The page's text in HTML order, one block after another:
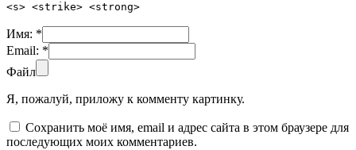
<s> <strike> <strong>
Имя: *
Email: *
Файл
Я, пожалуй, приложу к комменту картинку.
Сохранить моё имя, email и адрес сайта в этом браузере для
последующих моих комментариев.